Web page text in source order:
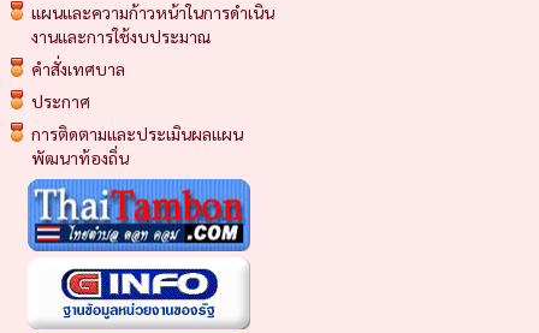
แผนและความก้าวหน้าในการดำเนิน
งานและการใช้งบประมาณ
คำสั่งเทศบาล
ประกาศ
การติดตามและประเมินผลแผน
พัฒนาท้องถิ่น